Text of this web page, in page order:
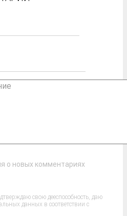
о новых комментариях
свою дееспособность, даю
данных в соответствии с